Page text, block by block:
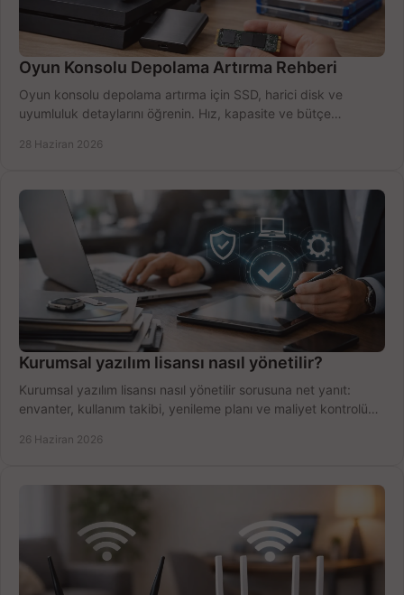
Oyun Konsolu Depolama Artırma Rehberi
Oyun konsolu depolama artırma için SSD, harici disk ve
uyumluluk detaylarını öğrenin. Hız, kapasite ve bütçe
28 Haziran 2026
Kurumsal yazılım lisansı nasıl yönetilir?
Kurumsal yazılım lisansı nasıl yönetilir sorusuna net yanıt:
envanter, kullanım takibi, yenileme planı ve maliyet kontrolü
26 Haziran 2026